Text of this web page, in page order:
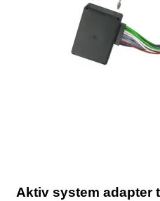
Aktiv system adapter